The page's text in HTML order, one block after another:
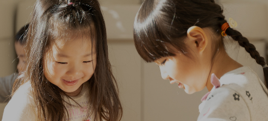
各園のブログ
2026.08.06 赤しそジュース作り～にじ組～2026.08.0
5 【そら組】誕生会
一覧を見る